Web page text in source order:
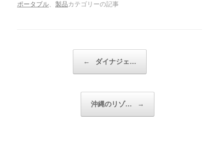
ポータブル、 製品 カテゴリーの記事
投稿ナビゲーション← ダイナジェ…
沖縄のリゾ… →